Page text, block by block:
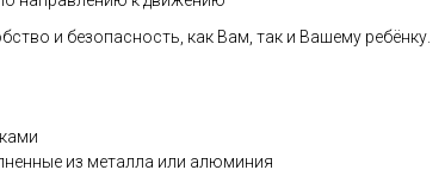
и безопасность, как Вам, так и Вашему ребёнку.
из металла или алюминия